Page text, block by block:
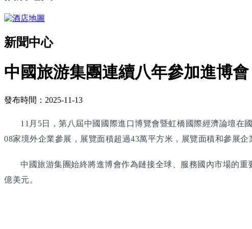
新聞中心
中國旅游集團連續八年參加進博
發布時間：2025-11-13
11月5日，第八屆中國國際進口博覽會暨虹橋國際經濟論壇在
08家境外企業參展，展覽面積超過43萬平方米，展覽面積和參展企
中國旅游集團始終將進博會作為鏈接全球、服務國內市場的
億美元。